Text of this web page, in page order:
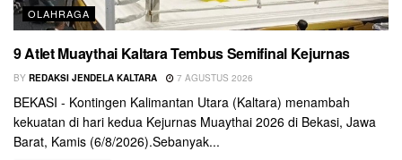
OLAHRAGA
9 Atlet Muaythai Kaltara Tembus Semifinal Kejurnas
BY REDAKSI JENDELA KALTARA 7 AGUSTUS 2026
BEKASI - Kontingen Kalimantan Utara (Kaltara) menambah
kekuatan di hari kedua Kejurnas Muaythai 2026 di Bekasi, Jawa
Barat, Kamis (6/8/2026).Sebanyak...